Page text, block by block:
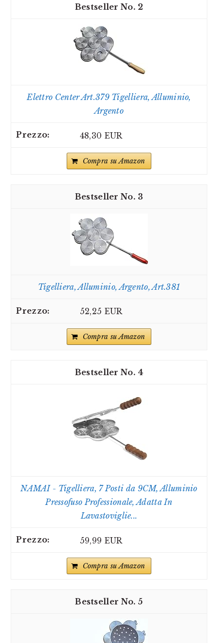
2
Elettro Center Art.379 Tigelliera, Alluminio,
Argento
48,30 EUR
Compra su Amazon
3
Tigelliera, Alluminio, Argento, Art.381
52,25 EUR
Compra su Amazon
4
NAMAI - Tigelliera, 7 Posti da 9CM, Alluminio
Pressofuso Professionale, Adatta In
Lavastoviglie...
59,99 EUR
Compra su Amazon
5